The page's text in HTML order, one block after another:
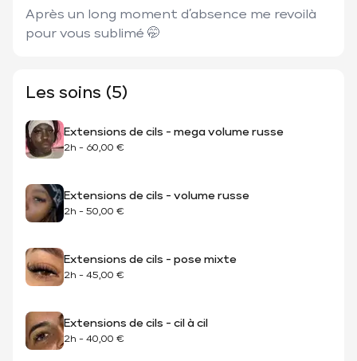
Après un long moment d’absence me revoilà
pour vous sublimé 🤭
Les soins (5)
Extensions de cils - mega volume russe
2h - 60,00 €
Extensions de cils - volume russe
2h - 50,00 €
Extensions de cils - pose mixte
2h - 45,00 €
Extensions de cils - cil à cil
2h - 40,00 €